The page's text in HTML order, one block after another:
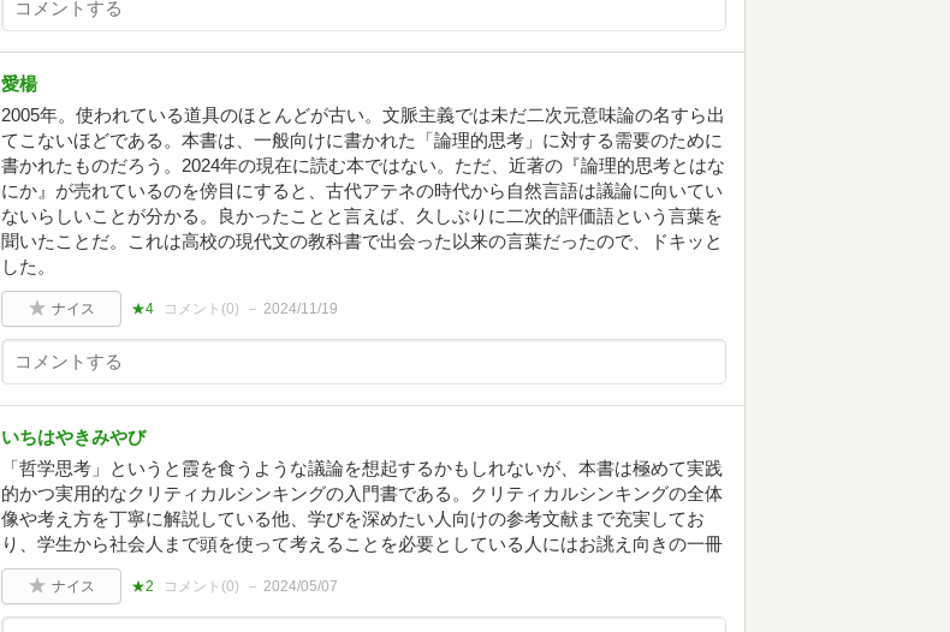
愛楊
2005年。使われている道具のほとんどが古い。文脈主義では未だ二次元意味論の名すら出
てこないほどである。本書は、一般向けに書かれた「論理的思考」に対する需要のために
書かれたものだろう。2024年の現在に読む本ではない。ただ、近著の『論理的思考とはな
にか』が売れているのを傍目にすると、古代アテネの時代から自然言語は議論に向いてい
ないらしいことが分かる。良かったことと言えば、久しぶりに二次的評価語という言葉を
聞いたことだ。これは高校の現代文の教科書で出会った以来の言葉だったので、ドキッと
した。
ナイス ★4 コメント(0) 2024/11/19
いちはやきみやび
「哲学思考」というと霞を食うような議論を想起するかもしれないが、本書は極めて実践
的かつ実用的なクリティカルシンキングの入門書である。クリティカルシンキングの全体
像や考え方を丁寧に解説している他、学びを深めたい人向けの参考文献まで充実してお
り、学生から社会人まで頭を使って考えることを必要としている人にはお誂え向きの一冊
ナイス ★2 コメント(0) 2024/05/07